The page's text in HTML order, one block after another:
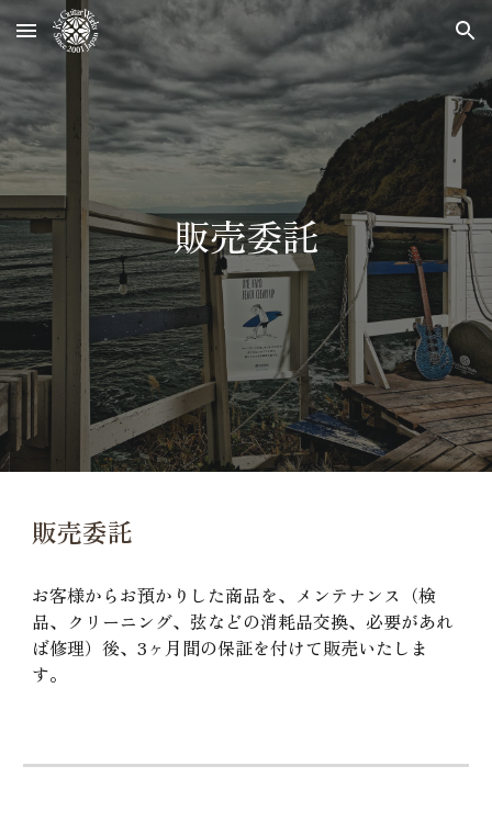
Skip to main content Skip to navigation
販売委託
販売委託
お客様からお預かりした商品を、メンテナンス（検
品、クリーニング、弦などの消耗品交換、必要があれ
ば修理）後、3ヶ月間の保証を付けて販売いたしま
す。